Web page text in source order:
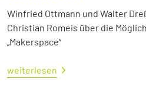
Winfried Ottmann und Walter
Christian Romeis über die
„Makerspace“
weiterlesen